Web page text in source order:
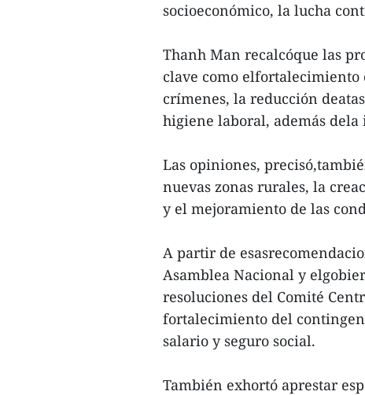
socioeconómico, la lucha
Thanh Man recalcóque las
clave como elfortalecimiento
crímenes, la reducción
higiene laboral, además
Las opiniones,
nuevas zonas rurales, la
y el mejoramiento de las
A partir de
Asamblea Nacional y
resoluciones del Comité
fortalecimiento del
salario y seguro social.
También exhortó aprestar